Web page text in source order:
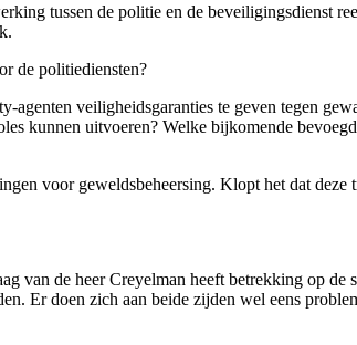
tussen de politie en de beveiligingsdienst
de politiediensten?
veiligheidsgaranties te geven tegen
kunnen uitvoeren? Welke bijkomende
voor geweldsbeheersing. Klopt het dat
van de heer Creyelman heeft betrekking op de
Er doen zich aan beide zijden wel eens